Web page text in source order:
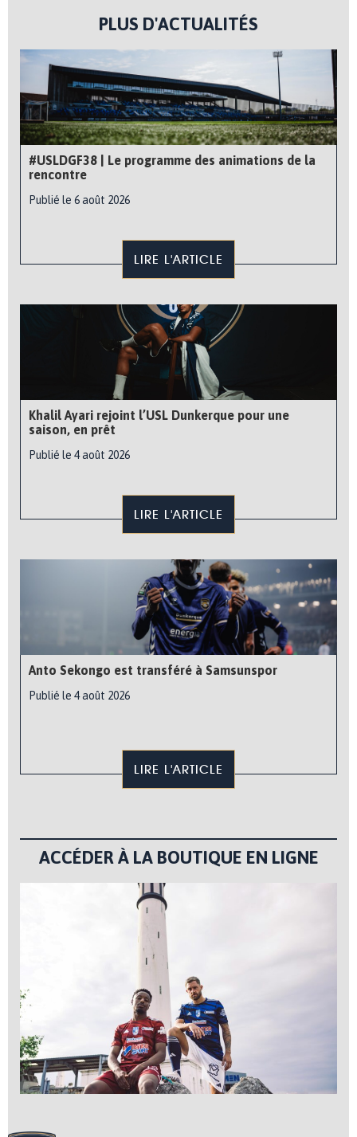
PLUS D'ACTUALITÉS
#USLDGF38 | Le programme des animations de la
rencontre
Publié le 6 août 2026
LIRE L'ARTICLE
Khalil Ayari rejoint l’USL Dunkerque pour une
saison, en prêt
Publié le 4 août 2026
LIRE L'ARTICLE
Anto Sekongo est transféré à Samsunspor
Publié le 4 août 2026
LIRE L'ARTICLE
ACCÉDER À LA BOUTIQUE EN LIGNE